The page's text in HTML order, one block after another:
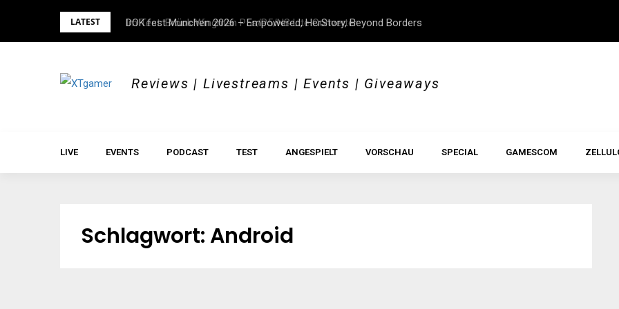
LATEST DOK.fest München 2026 – Empowered, HerStory, Beyond Borders
Reviews | Livestreams | Events | Giveaways
LIVE EVENTS PODCAST TEST ANGESPIELT VORSCHAU SPECIAL GAMESCOM
Schlagwort: Android